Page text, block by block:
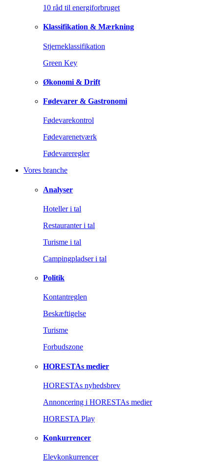
10 råd til energiforbruget
Klassifikation & Mærkning
Stjerneklassifikation
Green Key
Økonomi & Drift
Fødevarer & Gastronomi
Fødevarekontrol
Fødevarenetværk
Fødevareregler
Vores branche
Analyser
Hoteller i tal
Restauranter i tal
Turisme i tal
Campingpladser i tal
Politik
Kontantreglen
Beskæftigelse
Turisme
Forbudszone
HORESTAs medier
HORESTAs nyhedsbrev
Annoncering i HORESTAs medier
HORESTA Play
Konkurrencer
Elevkonkurrencer